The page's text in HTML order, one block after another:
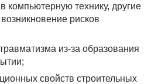
компьютерную технику, другие
рисков
из-за образования
свойств строительных